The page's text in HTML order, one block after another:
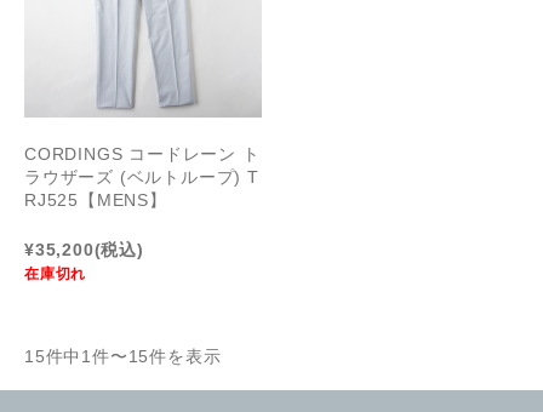
CORDINGS コードレーン ト
ラウザーズ (ベルトループ) T
RJ525【MENS】
¥35,200(税込)
在庫切れ
15件中1件〜15件を表示